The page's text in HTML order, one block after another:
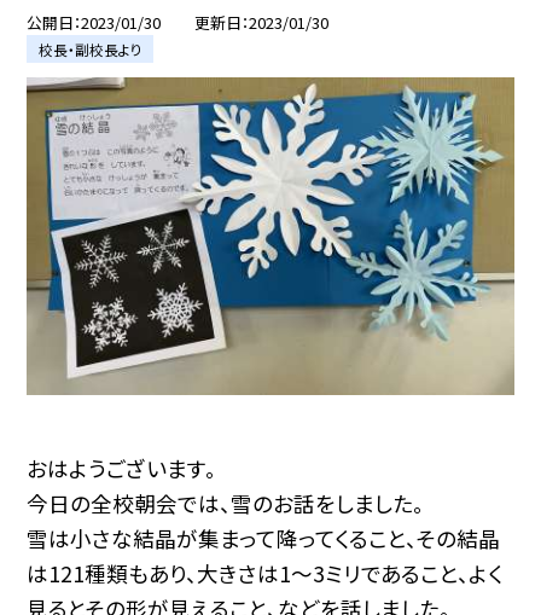
公開日 2023/01/30 更新日 2023/01/30
校長・副校長より
おはようございます。
今日の全校朝会では、雪のお話をしました。
雪は小さな結晶が集まって降ってくること、その結晶
は121種類もあり、大きさは1〜3ミリであること、よく
見るとその形が見えること、などを話しました。